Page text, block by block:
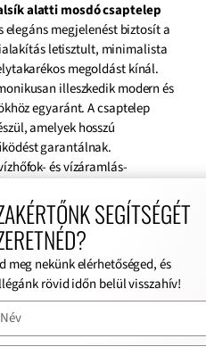
alatti mosdó csaptelep
elegáns megjelenést biztosít a
letisztult, minimalista
megoldást kínál.
illeszkedik modern és
egyaránt. A csaptelep
amelyek hosszú
garantálnak.
és vízáramlás-
arany bevonat ellenálló,
is megőrzi ragyogását. A
harmonikusan kombinálható
A modern
gazdaságos
választás. Letisztult
funkcionalitás és
igényes fürdőszoba-
projektekhez.
SEGÍTSÉGÉT
meg nekünk elérhetőséged, és
rövid időn belül visszahív!